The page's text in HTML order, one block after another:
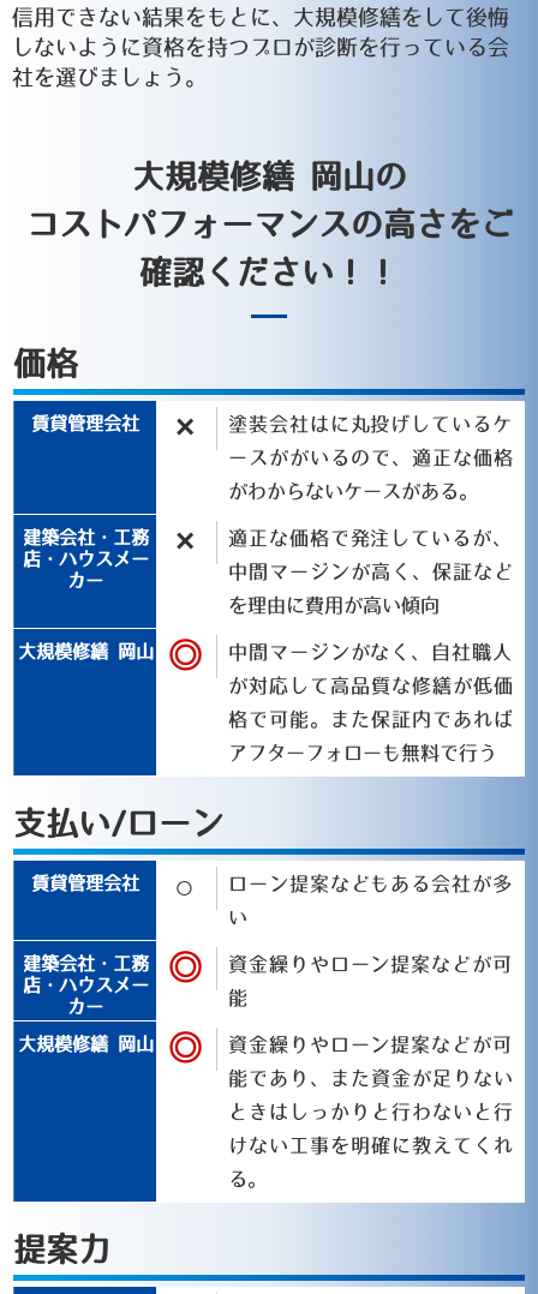
信用できない結果をもとに、大規模修繕をして後悔
しないように資格を持つプロが診断を行っている会
社を選びましょう。
大規模修繕 岡山の
コストパフォーマンスの高さをご
確認ください！！
価格
×
塗装会社はに丸投げしているケ
ースががいるので、適正な価格
がわからないケースがある。
×
適正な価格で発注しているが、
中間マージンが高く、保証など
を理由に費用が高い傾向
◎
中間マージンがなく、自社職人
が対応して高品質な修繕が低価
格で可能。また保証内であれば
アフターフォローも無料で行う
支払い/ローン
○
ローン提案などもある会社が多
い
◎
資金繰りやローン提案などが可
能
◎
資金繰りやローン提案などが可
能であり、また資金が足りない
ときはしっかりと行わないと行
けない工事を明確に教えてくれ
る。
提案力